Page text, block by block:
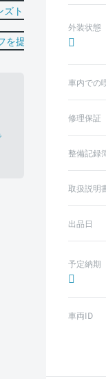
外装状態
車内での
修理保証
整備記録
取扱説明
出品日
予定納期
車両ID